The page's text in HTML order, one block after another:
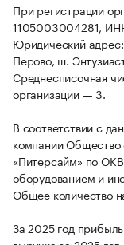
При регистрации
1105003004281,
Юридический адрес:
Перово, ш.
Среднесписочная
организации — 3.
В соответствии с
компании Общество
«Питерсайм» по
оборудованием и
Общее количество
За 2025 год